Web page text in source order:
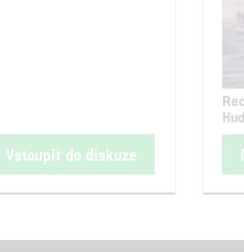
Vstoupit do diskuze